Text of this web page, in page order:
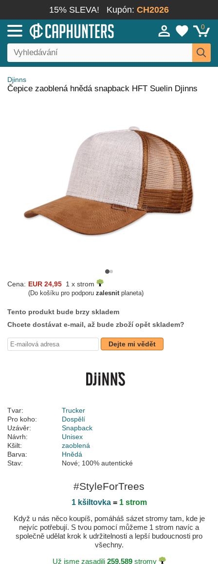
15% SLEVA! Kupón: CH2026
0
Djinns
Čepice zaoblená hnědá snapback HFT Suelin Djinns
Cena: EUR 24,95 1 x strom
(Do košíku pro podporu zalesnitplaneta)
Tento produkt bude brzy skladem
Chcete dostávat e-mail, až bude zboží opět skladem?
Dejte mi vědět
Tvar:
Trucker
Pro koho:
Dospělí
Uzávěr:
Snapback
Návrh:
Unisex
Kšilt:
zaoblená
Barva:
Hnědá
Stav:
Nové; 100% autentické
#StyleForTrees
1 kšiltovka= 1 strom
Když u nás něco koupíš, pomáháš sázet stromy tam, kde je
nejvíc potřebují. S tvou pomocí můžeme 1 strom navíc a
společně udělat krok k udržitelnosti a lepší budoucnosti pro
všechny.
Už jsme zasadili 259.589stromy